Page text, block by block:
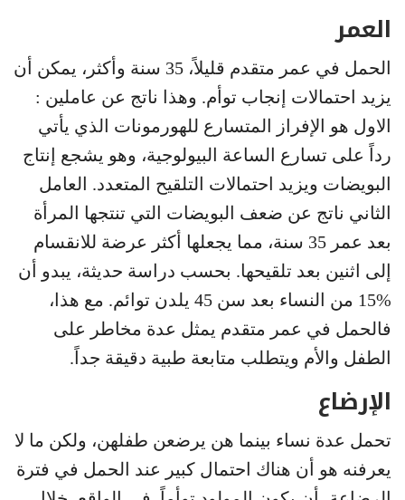
العمر
الحمل في عمر متقدم قليلاً، 35 سنة وأكثر، يمكن أن
يزيد احتمالات إنجاب توأم. وهذا ناتج عن عاملين :
الاول هو الإفراز المتسارع للهورمونات الذي يأتي
رداً على تسارع الساعة البيولوجية، وهو يشجع إنتاج
البويضات ويزيد احتمالات التلقيح المتعدد. العامل
الثاني ناتج عن ضعف البويضات التي تنتجها المرأة
بعد عمر 35 سنة، مما يجعلها أكثر عرضة للانقسام
إلى اثنين بعد تلقيحها. بحسب دراسة حديثة، يبدو أن
%15 من النساء بعد سن 45 يلدن توائم. مع هذا،
فالحمل في عمر متقدم يمثل عدة مخاطر على
الطفل والأم ويتطلب متابعة طبية دقيقة جداً.
الإرضاع
تحمل عدة نساء بينما هن يرضعن طفلهن، ولكن ما لا
يعرفنه هو أن هناك احتمال كبير عند الحمل في فترة